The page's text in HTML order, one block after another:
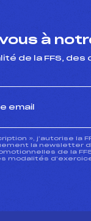
à
de la FFS,
», j’autorise la
la newsletter
de la
modalités